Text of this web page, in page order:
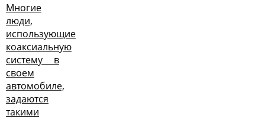
Многие
люди,
использующие
коаксиальную
систему в
своем
автомобиле,
задаются
такими